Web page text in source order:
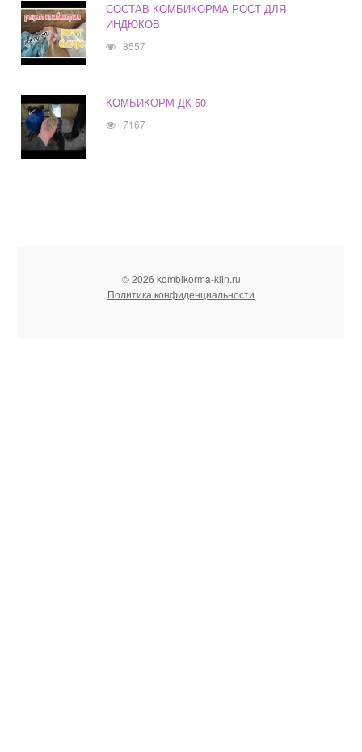
СОСТАВ КОМБИКОРМА РОСТ ДЛЯ
ИНДЮКОВ
8557
КОМБИКОРМ ДК 50
7167
© 2026 kombikorma-klin.ru
Политика конфиденциальности